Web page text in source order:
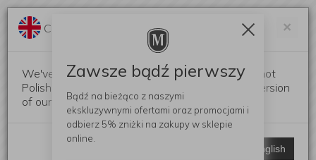
Deski do krojenia i serwowania
(Znaleziono produktów: 86)
×
Change language?
We've detected that your browser language is not
Polish. Would you like to switch to the English version
of our website?
Switch to English
Zawsze bądź pierwszy
Bądź na bieżąco z naszymi
ekskluzywnymi ofertami oraz promocjami i
odbierz 5% zniżki na zakupy w sklepie
online.